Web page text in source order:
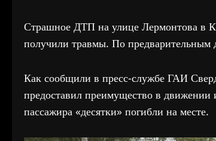
Страшное ДТП на улице Лермонтова в
получили травмы. По
Как сообщили в пресс-службе ГАИ
предоставил преимущество в
пассажира «десятки» погибли на месте.